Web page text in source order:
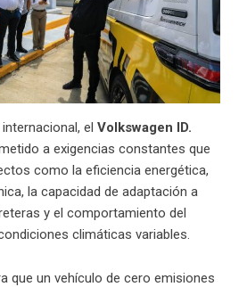
el Volkswagen ID.
a exigencias constantes que
como la eficiencia energética,
la capacidad de adaptación a
y el comportamiento del
climáticas variables.
que un vehículo de cero emisiones